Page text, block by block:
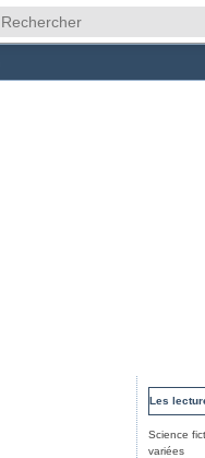
Les
Science
variées